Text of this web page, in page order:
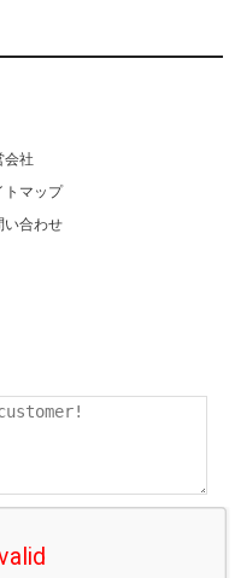
会社
トマップ
い合わせ